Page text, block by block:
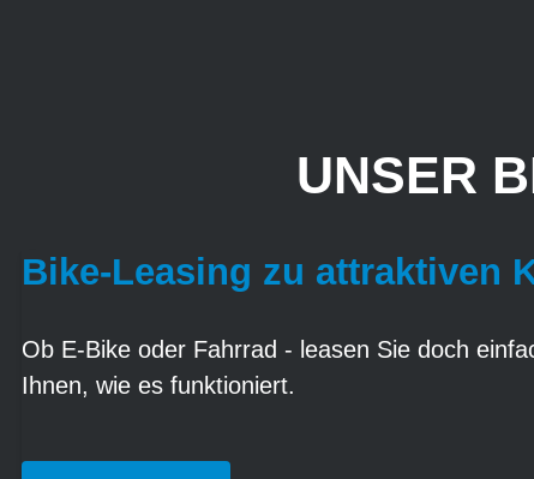
UNSER
Bike-Leasing zu attraktiven
Ob E-Bike oder Fahrrad - leasen Sie doch
Ihnen, wie es funktioniert.